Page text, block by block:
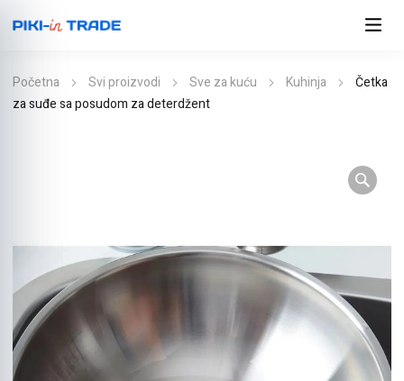
Početna Svi proizvodi Sve za kuću Kuhinja
Četka
za suđe sa posudom za deterdžent